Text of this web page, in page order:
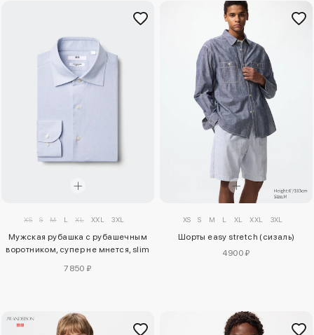
XS S M L XL XXL 3XL
Мужская рубашка с рубашечным
воротником, супер не мнется, slim
7850 ₽
XS S M L XL XXL 3XL
Шорты easy stretch (сизаль)
4900 ₽